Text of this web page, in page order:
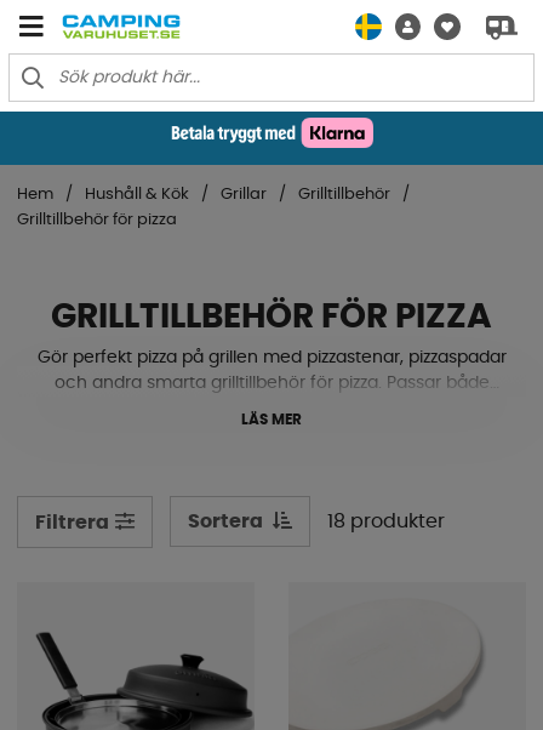
Hem Hushåll & Kök Grillar
Grilltillbehör
Grilltillbehör för pizza
GRILLTILLBEHÖR FÖR PIZZA
Gör perfekt pizza på grillen med pizzastenar, pizzaspadar
och andra smarta grilltillbehör för pizza. Passar både
gasolgrillar och kolgrillar.
LÄS MER
Filtrera Sortera 18 produkter